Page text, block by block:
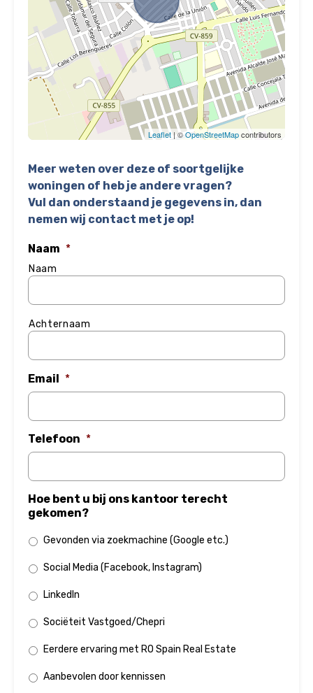
Leaflet | ©OpenStreetMapcontributors
Meer weten over deze of soortgelijke
woningen of heb je andere vragen?
Vul dan onderstaand je gegevens in, dan
nemen wij contact met je op!
Naam *
Naam
Achternaam
Email *
Telefoon *
Hoe bent u bij ons kantoor terecht
gekomen?
Gevonden via zoekmachine (Google etc.)
Social Media (Facebook, Instagram)
LinkedIn
Sociëteit Vastgoed/Chepri
Eerdere ervaring met RO Spain Real Estate
Aanbevolen door kennissen